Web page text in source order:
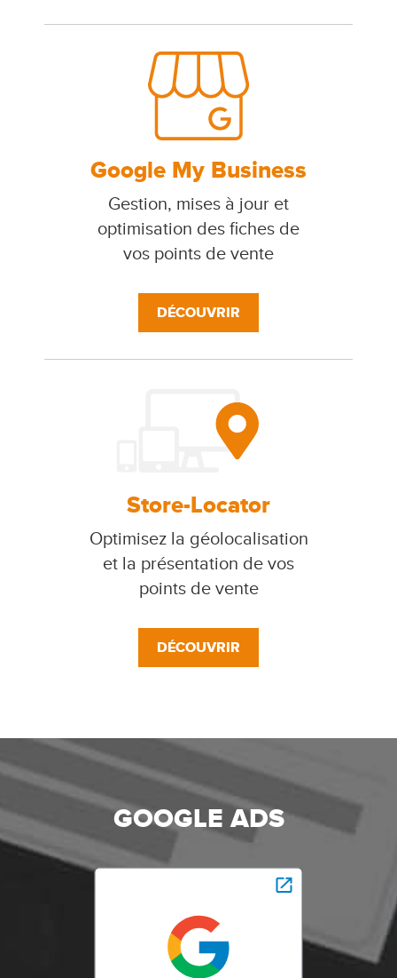
Google My Business
Gestion, mises à jour et
optimisation des fiches de
vos points de vente
DÉCOUVRIR
Store-Locator
Optimisez la géolocalisation
et la présentation de vos
points de vente
DÉCOUVRIR
GOOGLE ADS